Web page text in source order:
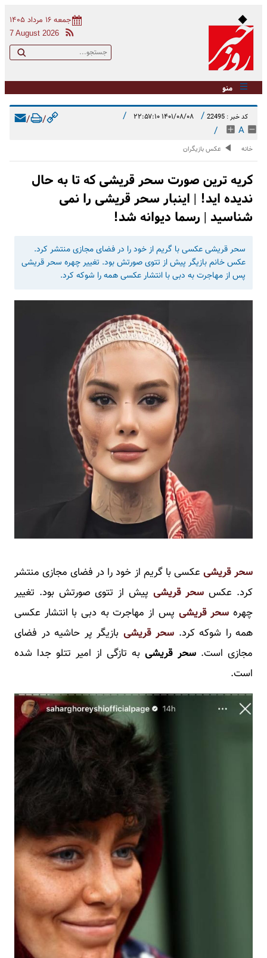
جمعه ۱۶ مرداد ۱۴۰۵
7 August 2026
منو
کد خبر : 22495 / ۱۴۰۱/۰۸/۰۸ ۲۲:۵۷:۱۰ /
A
/
/
/
خانه عکس بازیگران
کریه ترین صورت سحر قریشی که تا به حال
ندیده اید! | اینبار سحر قریشی را نمی
شناسید | رسما دیوانه شد!
سحر قریشی عکسی با گریم از خود را در فضای مجازی منتشر کرد.
عکس خانم بازیگر پیش از تتوی صورتش بود. تغییر چهره سحر قریشی
پس از مهاجرت به دبی با انتشار عکسی همه را شوکه کرد.
سحر قریشی عکسی با گریم از خود را در فضای مجازی منتشر
کرد. عکس سحر قریشی پیش از تتوی صورتش بود. تغییر
چهره سحر قریشی پس از مهاجرت به دبی با انتشار عکسی
همه را شوکه کرد. سحر قریشی بازیگر پر حاشیه در فضای
مجازی است. سحر قریشی به تازگی از امیر تتلو جدا شده
است.